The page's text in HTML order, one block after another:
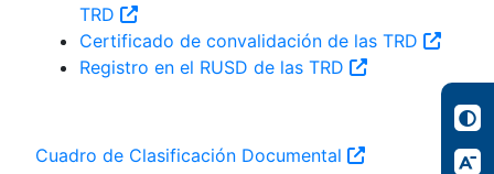
TRD
Certificado de convalidación de las TRD
Registro en el RUSD de las TRD
Cuadro de Clasificación Documental